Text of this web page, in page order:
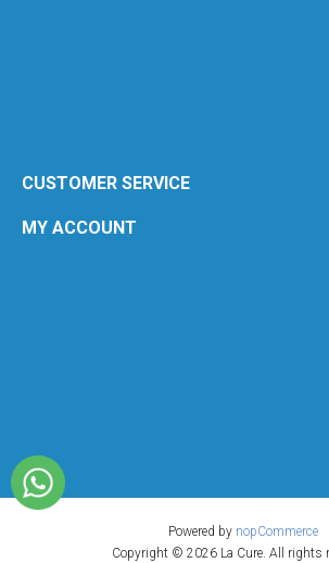
CUSTOMER SERVICE
MY ACCOUNT
Powered by nopCommerce
Copyright © 2026 La Cure. All rights